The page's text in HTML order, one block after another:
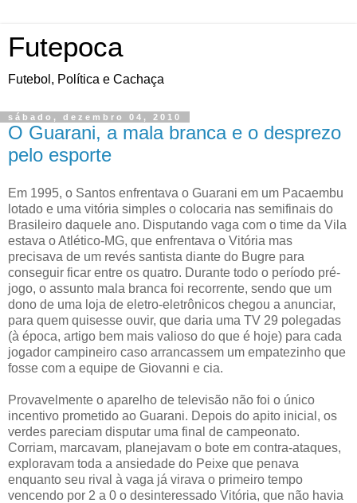
Futepoca
Futebol, Política e Cachaça
sábado, dezembro 04, 2010
O Guarani, a mala branca e o desprezo
pelo esporte
Em 1995, o Santos enfrentava o Guarani em um Pacaembu
lotado e uma vitória simples o colocaria nas semifinais do
Brasileiro daquele ano. Disputando vaga com o time da Vila
estava o Atlético-MG, que enfrentava o Vitória mas
precisava de um revés santista diante do Bugre para
conseguir ficar entre os quatro. Durante todo o período pré-
jogo, o assunto mala branca foi recorrente, sendo que um
dono de uma loja de eletro-eletrônicos chegou a anunciar,
para quem quisesse ouvir, que daria uma TV 29 polegadas
(à época, artigo bem mais valioso do que é hoje) para cada
jogador campineiro caso arrancassem um empatezinho que
fosse com a equipe de Giovanni e cia.
Provavelmente o aparelho de televisão não foi o único
incentivo prometido ao Guarani. Depois do apito inicial, os
verdes pareciam disputar uma final de campeonato.
Corriam, marcavam, planejavam o bote em contra-ataques,
exploravam toda a ansiedade do Peixe que penava
enquanto seu rival à vaga já virava o primeiro tempo
vencendo por 2 a 0 o desinteressado Vitória, que não havia